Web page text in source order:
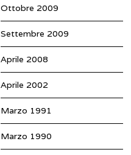
Ottobre 2009
Settembre 2009
Aprile 2008
Aprile 2002
Marzo 1991
Marzo 1990